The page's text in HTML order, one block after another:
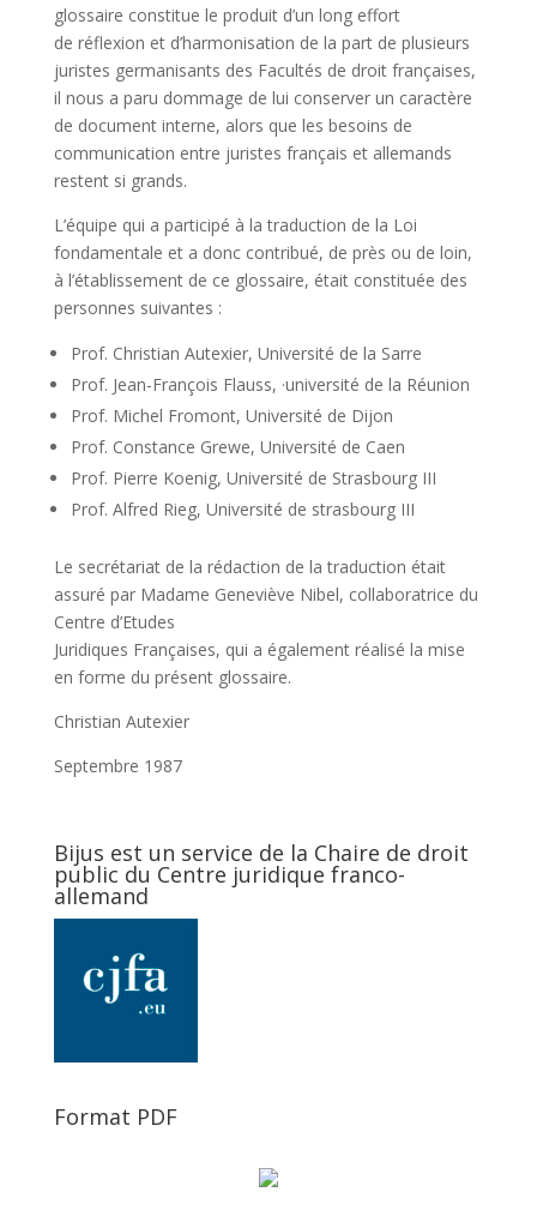
glossaire constitue le produit d’un long effort
de réflexion et d’harmonisation de la part de plusieurs
juristes germanisants des Facultés de droit françaises,
il nous a paru dommage de lui conserver un caractère
de document interne, alors que les besoins de
communication entre juristes français et allemands
restent si grands.
L’équipe qui a participé à la traduction de la Loi
fondamentale et a donc contribué, de près ou de loin,
à l’établissement de ce glossaire, était constituée des
personnes suivantes :
Prof. Christian Autexier, Université de la Sarre
Prof. Jean-François Flauss, ·université de la Réunion
Prof. Michel Fromont, Université de Dijon
Prof. Constance Grewe, Université de Caen
Prof. Pierre Koenig, Université de Strasbourg III
Prof. Alfred Rieg, Université de strasbourg III
Le secrétariat de la rédaction de la traduction était
assuré par Madame Geneviève Nibel, collaboratrice du
Centre d’Etudes
Juridiques Françaises, qui a également réalisé la mise
en forme du présent glossaire.
Christian Autexier
Septembre 1987
Bijus est un service de la Chaire de droit
public du Centre juridique franco-
allemand
Format PDF